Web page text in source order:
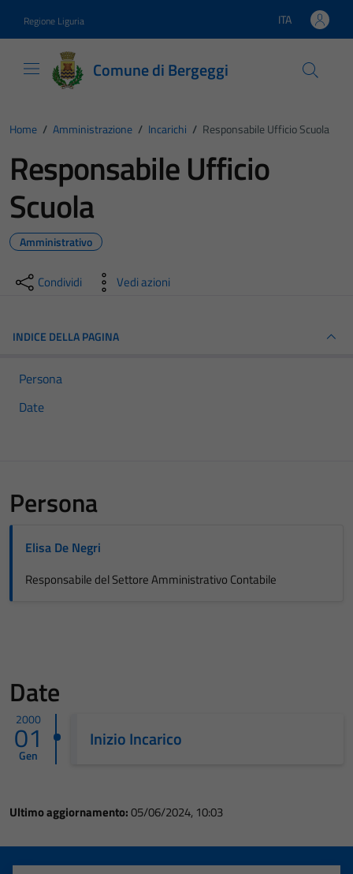
Regione Liguria Lingua attiva:
ITA
Comune di Bergeggi
Home / Amministrazione / Incarichi / Responsabile Ufficio Scuola
Responsabile Ufficio
Scuola
Amministrativo
Condividi Vedi azioni
INDICE DELLA PAGINA
Persona
Date
Persona
Elisa De Negri
Responsabile del Settore Amministrativo Contabile
Date
2000
01
Gen
Inizio Incarico
Ultimo aggiornamento:05/06/2024, 10:03